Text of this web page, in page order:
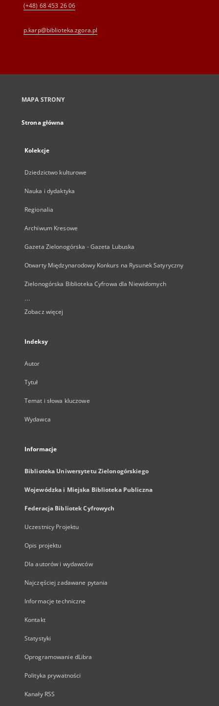
(+48) 68 453 26 06
p.karp@biblioteka.zgora.pl
MAPA STRONY
Strona główna
Kolekcje
Dziedzictwo kulturowe
Nauka i dydaktyka
Regionalia
Archiwum Kresowe
Gazeta Zielonogórska - Gazeta Lubuska
Otwarty Międzynarodowy Konkurs na Rysunek Satyryczny
Zielonogórska Biblioteka Cyfrowa dla Niewidomych
...
Zobacz więcej
Indeksy
Autor
Tytuł
Temat i słowa kluczowe
Wydawca
Informacje
Biblioteka Uniwersytetu Zielonogórskiego
Wojewódzka i Miejska Biblioteka Publiczna
Federacja Bibliotek Cyfrowych
Uczestnicy Projektu
Opis projektu
Dla autorów i wydawców
Najczęściej zadawane pytania
Informacje techniczne
Kontakt
Statystyki
Oprogramowanie dLibra
Polityka prywatności
Kanały RSS